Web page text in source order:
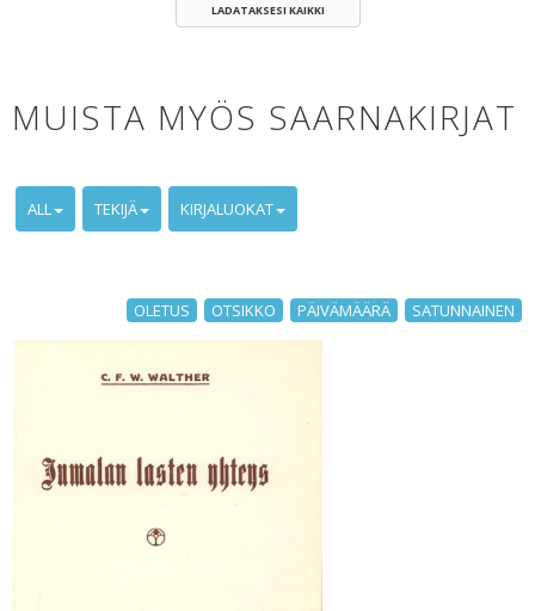
LADATAKSESI KAIKKI
MUISTA MYÖS SAARNAKIRJAT
ALL TEKIJÄ KIRJALUOKAT
OLETUS OTSIKKO PÄIVÄMÄÄRÄ SATUNNAINEN